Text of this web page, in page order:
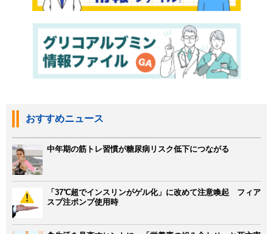
おすすめニュース
中年期の筋トレ習慣が糖尿病リスク低下につながる
「37℃超でインスリンがゲル化」に改めて注意喚起 フィア
スプ注ポンプ使用時